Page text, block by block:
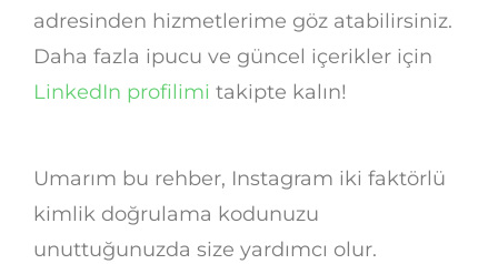
adresinden hizmetlerime göz atabilirsiniz.
Daha fazla ipucu ve güncel içerikler için
LinkedIn profilimi takipte kalın!
Umarım bu rehber, Instagram iki faktörlü
kimlik doğrulama kodunuzu
unuttuğunuzda size yardımcı olur.